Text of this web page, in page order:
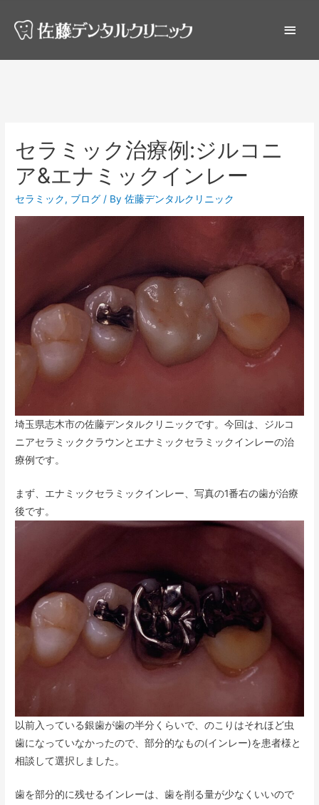
セラミック治療例:ジルコニ
ア&エナミックインレー
セラミック, ブログ / By佐藤デンタルクリニック
埼玉県志木市の佐藤デンタルクリニックです。今回は、ジルコ
ニアセラミッククラウンとエナミックセラミックインレーの治
療例です。
まず、エナミックセラミックインレー、写真の1番右の歯が治療
後です。
以前入っている銀歯が歯の半分くらいで、のこりはそれほど虫
歯になっていなかったので、部分的なもの(インレー)を患者様と
相談して選択しました。
歯を部分的に残せるインレーは、歯を削る量が少なくいいので